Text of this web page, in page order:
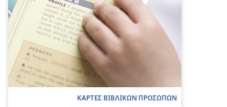
ΚΑΡΤΕΣ ΒΙΒΛΙΚΩΝ ΠΡΟΣΩΠΩΝ